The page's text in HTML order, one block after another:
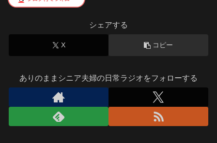
シェアする
X コピー
ありのままシニア夫婦の日常ラジオをフォローする